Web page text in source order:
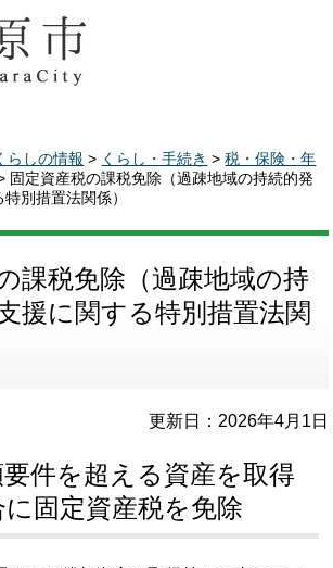
らしの情報 > くらし・手続き >税・保険・年
固定資産税の課税免除（過疎地域の持続的発
別措置法関係）
課税免除（過疎地域の持
援に関する特別措置法関
更新日：2026年4月1日
件を超える資産を取得
に固定資産税を免除